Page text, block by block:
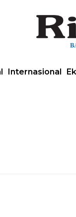
Internasional